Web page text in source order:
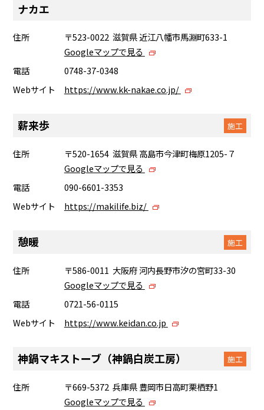
ナカエ
住所
〒523-0022 滋賀県 近江八幡市馬淵町633-1
Googleマップで見る
電話
0748-37-0348
Webサイト
https://www.kk-nakae.co.jp/
薪来歩 施工
住所
〒520-1654 滋賀県 高島市今津町梅原1205-７
Googleマップで見る
電話
090-6601-3353
Webサイト
https://makilife.biz/
憩暖 施工
住所
〒586-0011 大阪府 河内長野市汐の宮町33-30
Googleマップで見る
電話
0721-56-0115
Webサイト
https://www.keidan.co.jp
神鍋マキストーブ（神鍋白炭工房） 施工
住所
〒669-5372 兵庫県 豊岡市日高町栗栖野1
Googleマップで見る